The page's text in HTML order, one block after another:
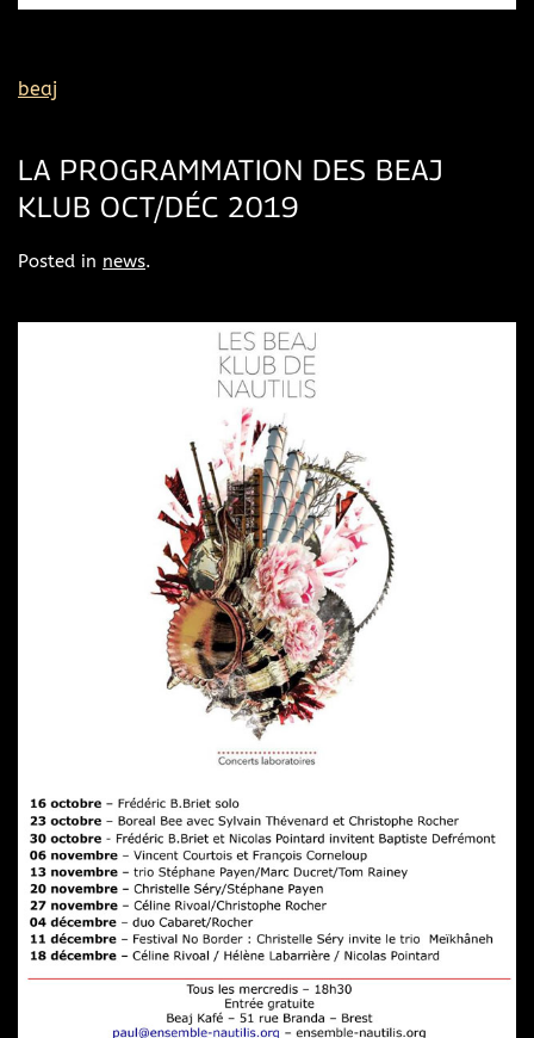
beaj
LA PROGRAMMATION DES BEAJ
KLUB OCT/DÉC 2019
Posted in news.